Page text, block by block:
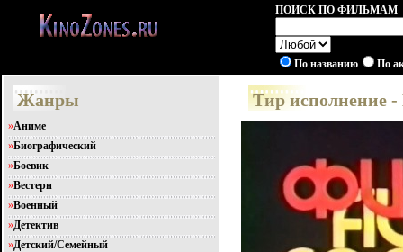
ПОИСК ПО ФИЛЬМАМ
По названию По
Жанры
»Аниме
»Биографический
»Боевик
»Вестерн
»Военный
»Детектив
»Детский/Семейный
Тир исполнение